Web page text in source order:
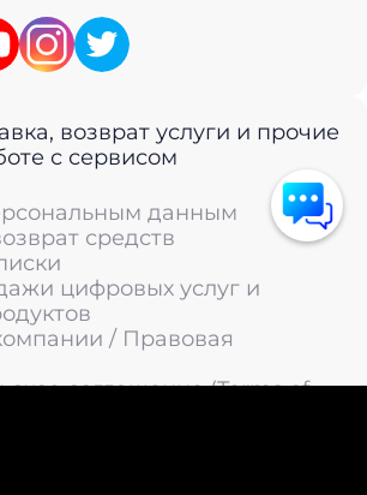
возврат услуги и прочие
с сервисом
данным
средств
цифровых услуг и
/ Правовая
соглашение (Terms of